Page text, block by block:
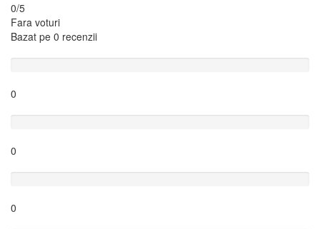
0/5
Fara voturi
Bazat pe 0 recenzii
0
0
0